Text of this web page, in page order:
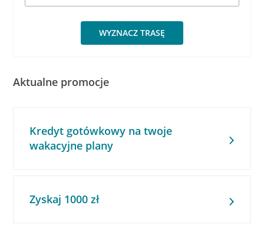
WYZNACZ TRASĘ
Aktualne promocje
Kredyt gotówkowy na twoje
wakacyjne plany
Zyskaj 1000 zł